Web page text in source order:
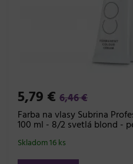
5,79 € 6,46 €
Farba na vlasy Subrina
100 ml - 8/2 svetlá blond -
Skladom 16 ks